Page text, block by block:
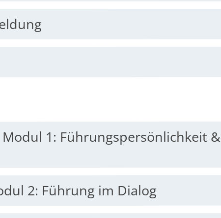
Modul 1: Führungspersönlichkeit &
2: Führung im Dialog